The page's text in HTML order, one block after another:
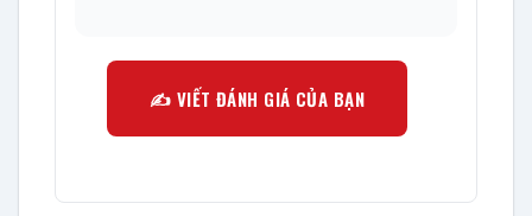
✍️ VIẾT ĐÁNH GIÁ CỦA BẠN